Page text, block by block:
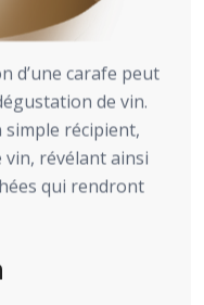
d’une carafe peut
de vin.
simple récipient,
vin, révélant ainsi
qui rendront